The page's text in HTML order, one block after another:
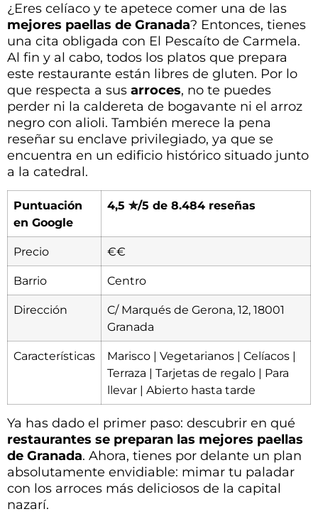
¿Eres celíaco y te apetece comer una de las
mejores paellas de Granada? Entonces, tienes
una cita obligada con El Pescaíto de Carmela.
Al fin y al cabo, todos los platos que prepara
este restaurante están libres de gluten. Por lo
que respecta a sus arroces, no te puedes
perder ni la caldereta de bogavante ni el arroz
negro con alioli. También merece la pena
reseñar su enclave privilegiado, ya que se
encuentra en un edificio histórico situado junto
a la catedral.
Puntuación
en Google
4,5 ✮/5 de 8.484 reseñas
Precio €€
Barrio Centro
Dirección
C/ Marqués de Gerona, 12, 18001
Granada
Características
Marisco | Vegetarianos | Celíacos |
Terraza | Tarjetas de regalo | Para
llevar | Abierto hasta tarde
Ya has dado el primer paso: descubrir en qué
restaurantes se preparan las mejores paellas
de Granada. Ahora, tienes por delante un plan
absolutamente envidiable: mimar tu paladar
con los arroces más deliciosos de la capital
nazarí.